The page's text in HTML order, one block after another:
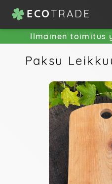
ECOTRADE
Ilmainen toimitus
Paksu